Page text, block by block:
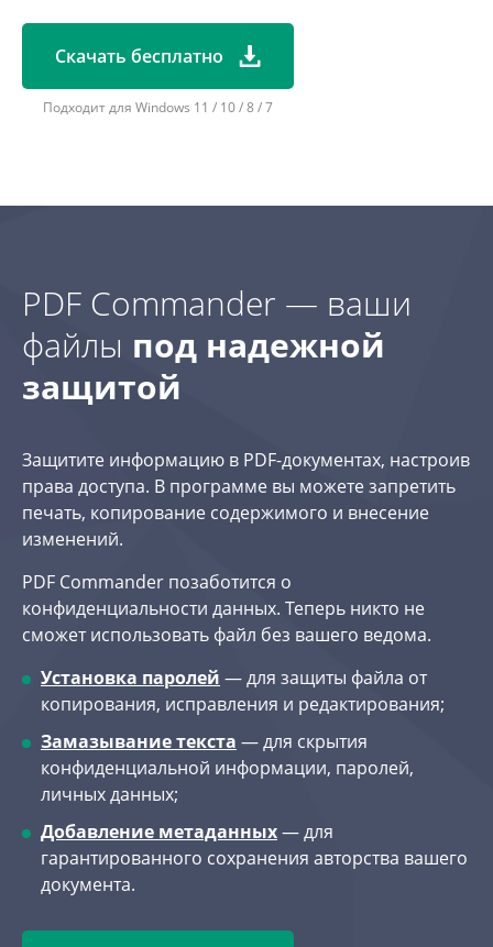
Скачать бесплатно
Подходит для Windows 11 / 10 / 8 / 7
PDF Commander — ваши
файлы под надежной
защитой
Защитите информацию в PDF-документах, настроив
права доступа. В программе вы можете запретить
печать, копирование содержимого и внесение
изменений.
PDF Commander позаботится о
конфиденциальности данных. Теперь никто не
сможет использовать файл без вашего ведома.
Установка паролей — для защиты файла от
копирования, исправления и редактирования;
Замазывание текста — для скрытия
конфиденциальной информации, паролей,
личных данных;
Добавление метаданных— для
гарантированного сохранения авторства вашего
документа.